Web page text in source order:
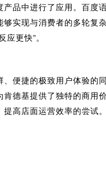
产品中进行了应用。百度
实现与消费者的多轮复
更快”。
、便捷的极致用户体验的
肯德基提供了独特的商用
高店面运营效率的尝试。